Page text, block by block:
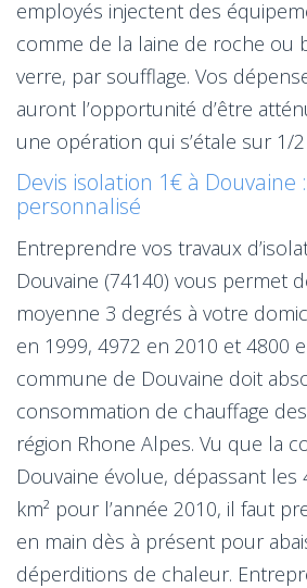
employés injectent des
comme de la laine de roche ou
verre, par soufflage. Vos
auront l’opportunité d’être
une opération qui s’étale sur 1/
Devis isolation 1€ à Douvaine
personnalisé
Entreprendre vos travaux
Douvaine (74140) vous permet
moyenne 3 degrés à votre
en 1999, 4972 en 2010 et 4800
commune de Douvaine doit
consommation de chauffage
région Rhone Alpes. Vu que la
Douvaine évolue, dépassant les
km² pour l’année 2010, il faut
en main dès à présent pour
déperditions de chaleur.